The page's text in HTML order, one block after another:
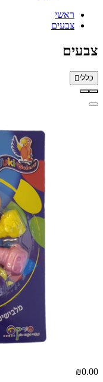
ראשי
צבעים
צבעים
כללי
₪0.00